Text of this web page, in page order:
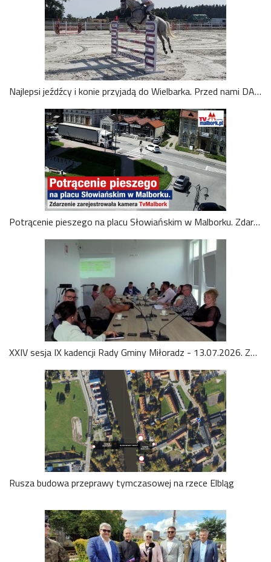
Najlepsi jeźdźcy i konie przyjadą do Wielbarka. Przed nami DARE TO DREAM – Show Jumping Cup
Potrącenie pieszego na placu Słowiańskim w Malborku. Zdarzenie zarejestrowała kamera TvMalbork. Zobacz wideo
XXIV sesja IX kadencji Rady Gminy Miłoradz - 13.07.2026. Zobacz wideo
Rusza budowa przeprawy tymczasowej na rzece Elbląg